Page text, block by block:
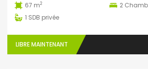
67 m2 2
1 SDB privée
LIBRE MAINTENANT